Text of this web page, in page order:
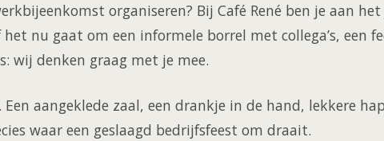
organiseren? Bij Café René ben je aan
nu gaat om een informele borrel met collega’s, een
wij denken graag met je mee.
aangeklede zaal, een drankje in de hand, lekkere
waar een geslaagd bedrijfsfeest om draait.